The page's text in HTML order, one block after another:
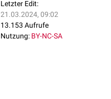
Letzter Edit:
21.03.2024, 09:02
13.153 Aufrufe
Nutzung: BY-NC-SA